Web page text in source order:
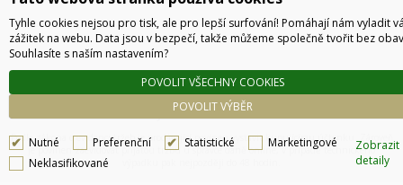
Technické řešení © 2026 CyberSoft s.r.o.
Podle zákona o evidenci tržeb je prodávající povinen vystavit kupujícímu účtenku. Zároveň
je povinen zaevidovat přijatou tržbu u správce daně online, v případě technického
Tyhle cookies nejsou pro tisk, ale pro lepší surfování! Pomáhají nám vyladit
zážitek na webu. Data jsou v bezpečí, takže můžeme společně tvořit bez
Souhlasíte s naším nastavením?
POVOLIT VÝBĚR
POVOLIT VŠECHNY COOKIES
Nutné Preferenční Statistické
Marketingové
Neklasifikované
Zobrazit
detaily